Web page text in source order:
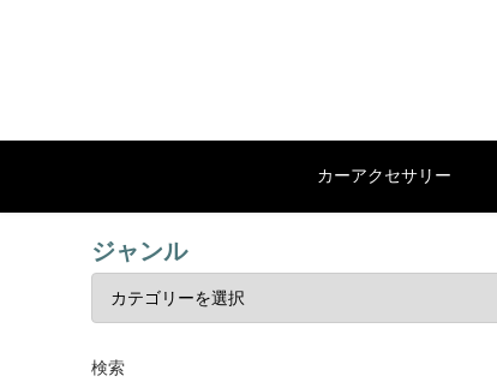
カーアクセサリー
ジャンル
検索